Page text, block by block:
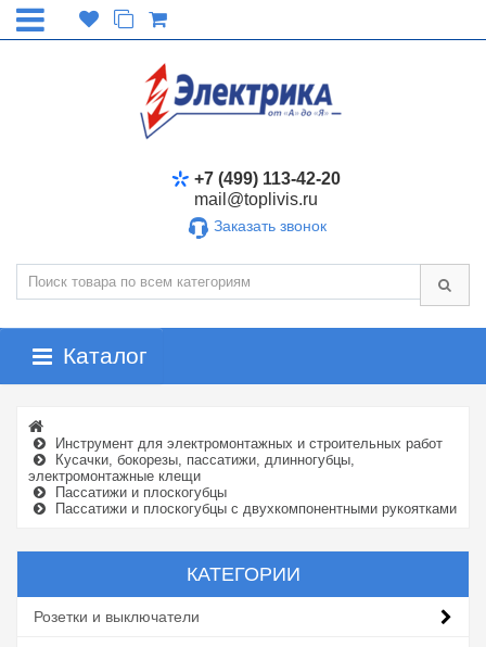
+7 (499) 113-42-20
mail@toplivis.ru
Заказать звонок
Каталог
Инструмент для электромонтажных и строительных работ
Кусачки, бокорезы, пассатижи, длинногубцы,
электромонтажные клещи
Пассатижи и плоскогубцы
Пассатижи и плоскогубцы с двухкомпонентными рукоятками
КАТЕГОРИИ
Розетки и выключатели